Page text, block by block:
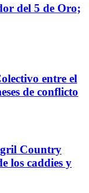
del 5 de Oro;
entre el
de conflicto
Country
los caddies y